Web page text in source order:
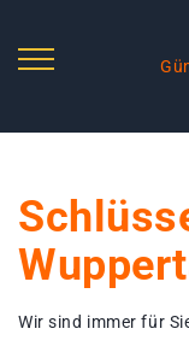
Wir sind immer für